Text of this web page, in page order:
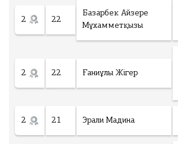
2 22
Базарбек Айзере
Мұхамметқызы
2 22 Ғаниұлы Жігер
2 21 Эрали Мадина